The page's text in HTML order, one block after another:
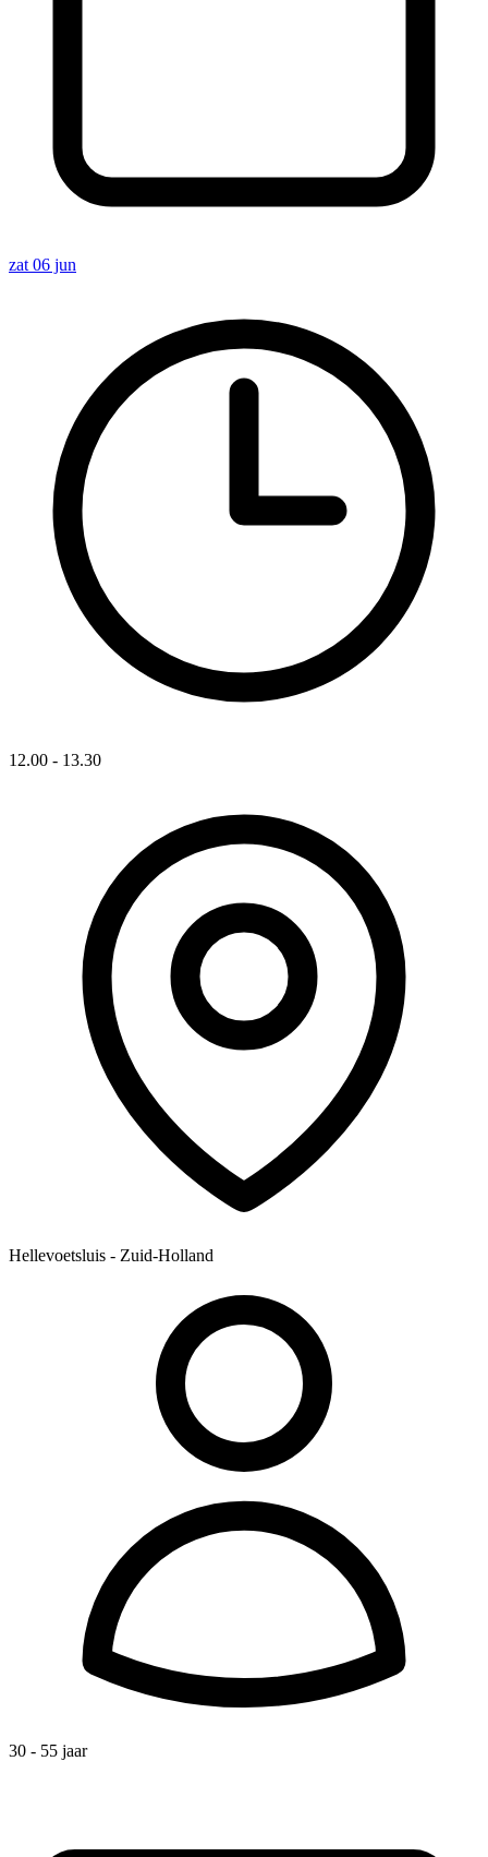
zat 06 jun
12.00 - 13.30
Hellevoetsluis - Zuid-Holland
30 - 55 jaar